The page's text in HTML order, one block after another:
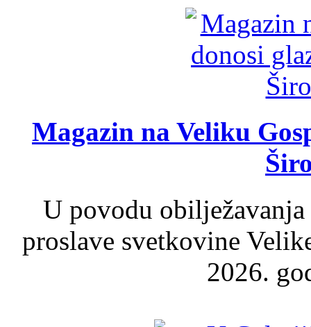
Magazin na Veliku
U povodu
proslave svetkovine
2026.